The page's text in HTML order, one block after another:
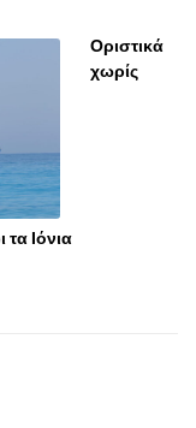
Οριστικά
χωρίς
Ιόνια